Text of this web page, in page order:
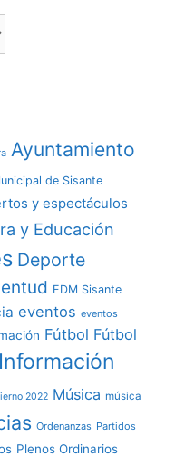
Ayuntamiento
de Sisante
y espectáculos
y Educación
Deporte
EDM Sisante
eventos eventos
Fútbol Fútbol
Información
2022 Música música
Ordenanzas Partidos
Plenos Ordinarios